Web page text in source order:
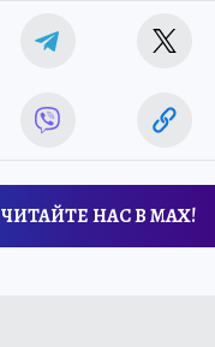
ЧИТАЙТЕ НАС В МАХ!